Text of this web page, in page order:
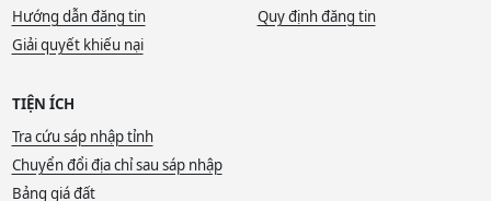
Hướng dẫn đăng tin
Quy định đăng tin
Giải quyết khiếu nại
TIỆN ÍCH
Tra cứu sáp nhập tỉnh
Chuyển đổi địa chỉ sau sáp nhập
Bảng giá đất